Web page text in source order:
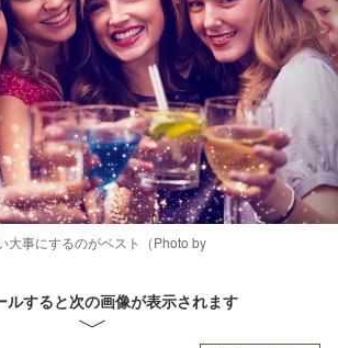
大事にするのがベスト（Photo by
ルすると次の画像が表示されます